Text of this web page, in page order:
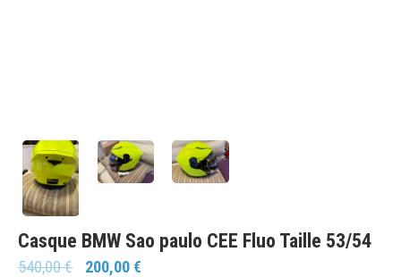
Casque BMW Sao paulo CEE Fluo Taille 53/54
540,00€ 200,00€